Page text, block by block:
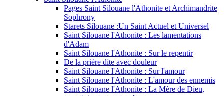
Pages Saint Silouane l'Athonite et Archimandrite
Sophrony
Starets Silouane :Un Saint Actuel et Universel
Saint Silouane l'Athonite : Les lamentations
d'Adam
Saint Silouane l'Athonite : Sur le repentir
De la prière dite avec douleur
Saint Silouane l'Athonite : Sur l'amour
Saint Silouane l'Athonite : L'amour des ennemis
Saint Silouane l'Athonite : La Mère de Dieu,